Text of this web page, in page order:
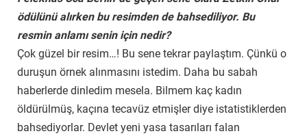
ödülünü alırken bu resimden de bahsediliyor. Bu
resmin anlamı senin için nedir?
Çok güzel bir resim…! Bu sene tekrar paylaştım. Çünkü o
duruşun örnek alınmasını istedim. Daha bu sabah
haberlerde dinledim mesela. Bilmem kaç kadın
öldürülmüş, kaçına tecavüz etmişler diye istatistiklerden
bahsediyorlar. Devlet yeni yasa tasarıları falan